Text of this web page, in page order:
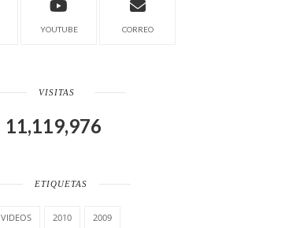
YOUTUBE CORREO
VISITAS
11,119,976
ETIQUETAS
VIDEOS 2010 2009